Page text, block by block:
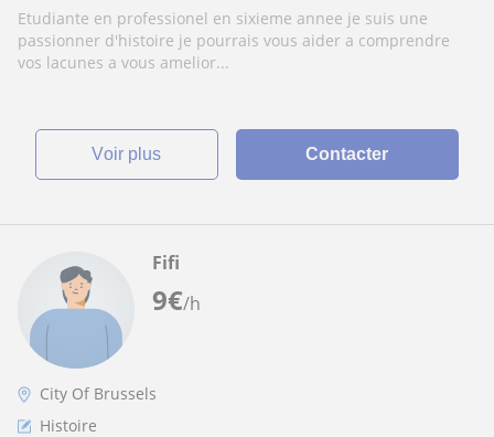
Etudiante en professionel en sixieme annee je suis une
passionner d'histoire je pourrais vous aider a comprendre
vos lacunes a vous amelior...
voir plus Contacter
9€/h
Fifi
City Of Brussels
Histoire